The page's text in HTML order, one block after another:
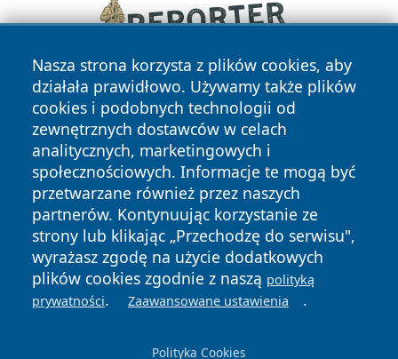
Nasza strona korzysta z plików cookies, aby
działała prawidłowo. Używamy także plików
cookies i podobnych technologii od
zewnętrznych dostawców w celach
analitycznych, marketingowych i
społecznościowych. Informacje te mogą być
przetwarzane również przez naszych
partnerów. Kontynuując korzystanie ze
strony lub klikając „Przechodzę do serwisu",
wyrażasz zgodę na użycie dodatkowych
plików cookies zgodnie z naszą polityką
prywatności. Zaawansowane ustawienia .
Polityka Cookies
Copyright © 2026 faktyrzeszow.pl Wszystkie prawa
zastrzeżone.
News Autorzy
Polityka
Prywatności
Polityka
Cookies